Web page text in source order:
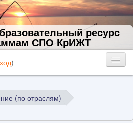
ресурс
СПО КрИЖТ
)
(по отраслям)